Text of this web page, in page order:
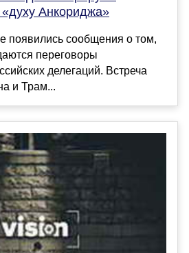
Анкориджа»
появились сообщения о том,
переговоры
делегаций. Встреча
и Трам...